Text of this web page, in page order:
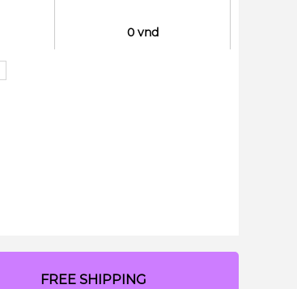
0 vnd
FREE SHIPPING